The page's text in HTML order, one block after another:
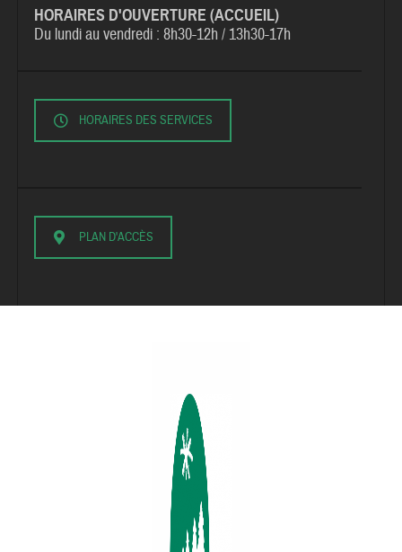
HORAIRES D'OUVERTURE (ACCUEIL)
Du lundi au vendredi :8h30-12h / 13h30-17h
HORAIRES DES SERVICES
PLAN D'ACCÈS